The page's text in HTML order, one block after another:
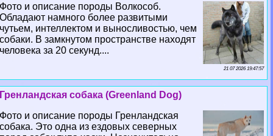
Фото и описание породы Волкособ.
Обладают намного более развитыми
чутьем, интеллектом и выносливостью, чем
собаки. В замкнутом прострaнcтве находят
человека за 20 секунд....
21 07 2026 19:47:57
Гренландская собака (Greenland Dog)
Фото и описание породы Гренландская
собака. Это одна из ездовых северных